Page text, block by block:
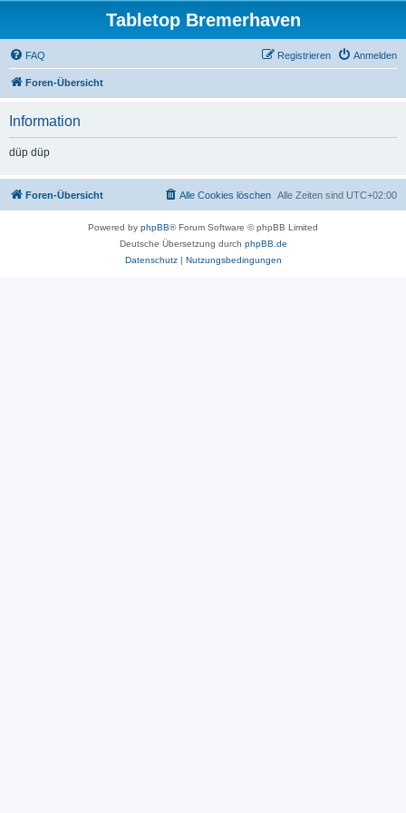
Tabletop Bremerhaven
FAQ Anmelden
Registrieren
Foren-Übersicht
Information
düp düp
Foren-Übersicht Alle Zeiten sind UTC+02:00
Alle Cookies löschen
Powered by phpBB® Forum Software © phpBB Limited
Deutsche Übersetzung durch phpBB.de
Datenschutz| Nutzungsbedingungen